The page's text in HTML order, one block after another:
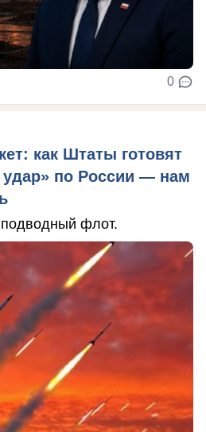
0
как Штаты готовят
по России — нам
подводный флот.